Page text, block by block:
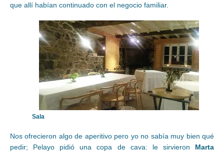
que allí habían continuado con el negocio familiar.
Sala
Nos ofrecieron algo de aperitivo pero yo no sabía muy bien qué
pedir; Pelayo pidió una copa de cava: le sirvieron Marta